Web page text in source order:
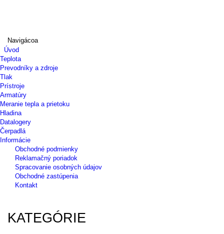
Navigácoa
Úvod
Teplota
Prevodníky a zdroje
Tlak
Prístroje
Armatúry
Meranie tepla a prietoku
Hladina
Datalogery
Čerpadlá
Informácie
Obchodné podmienky
Reklamačný poriadok
Spracovanie osobných údajov
Obchodné zastúpenia
Kontakt
KATEGÓRIE